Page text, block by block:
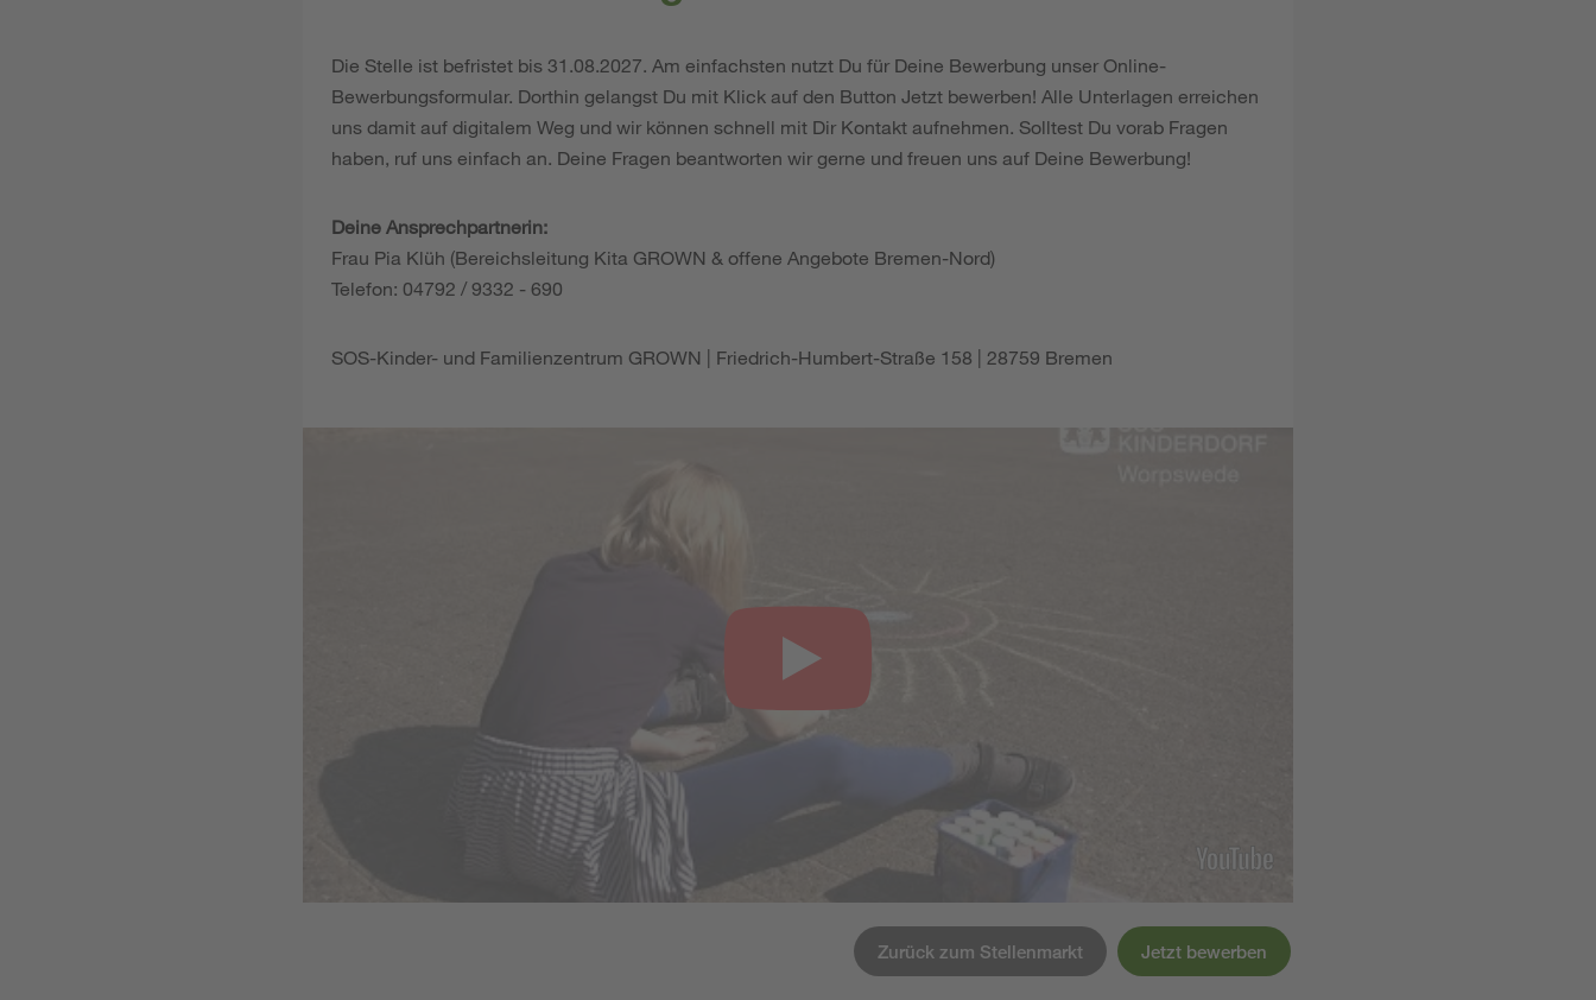
Die Stelle ist befristet bis 31.08.2027. Am einfachsten nutzt Du für Deine Bewerbung unser Online-
Bewerbungsformular. Dorthin gelangst Du mit Klick auf den Button Jetzt bewerben! Alle Unterlagen erreichen
uns damit auf digitalem Weg und wir können schnell mit Dir Kontakt aufnehmen. Solltest Du vorab Fragen
haben, ruf uns einfach an. Deine Fragen beantworten wir gerne und freuen uns auf Deine Bewerbung!
Deine Ansprechpartnerin:
Frau Pia Klüh (Bereichsleitung Kita GROWN & offene Angebote Bremen-Nord)
Telefon: 04792 / 9332 - 690
SOS-Kinder- und Familienzentrum GROWN | Friedrich-Humbert-Straße 158 | 28759 Bremen
Zurück zum Stellenmarkt Jetzt bewerben